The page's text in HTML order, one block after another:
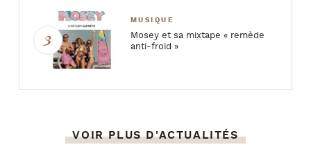
MUSIQUE
Mosey et sa mixtape « remède
anti-froid »
VOIR PLUS D'ACTUALITÉS